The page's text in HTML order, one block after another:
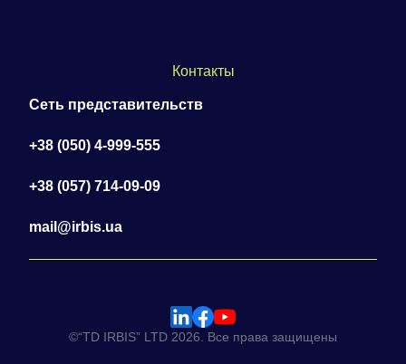
Контакты
Сеть представительств
+38 (050) 4-999-555
+38 (057) 714-09-09
mail@irbis.ua
©“TD IRBIS” LTD 2026. Все права защищены